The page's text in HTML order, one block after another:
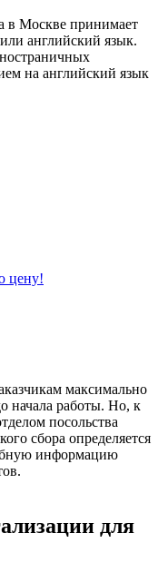
в Москве принимает
английский язык.
на английский язык
цену!
максимально
работы. Но, к
посольства
сбора определяется
информацию
для